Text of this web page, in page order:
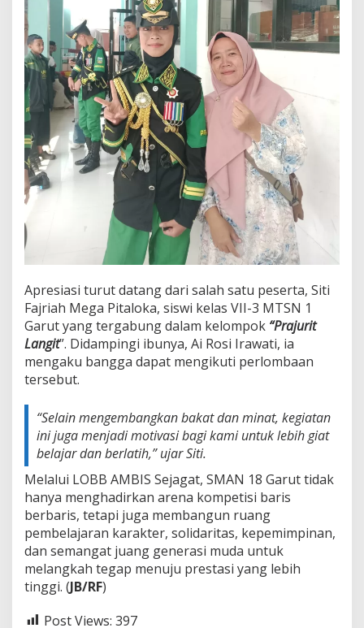
Apresiasi turut datang dari salah satu peserta, Siti
Fajriah Mega Pitaloka, siswi kelas VII-3 MTSN 1
Garut yang tergabung dalam kelompok “Prajurit
Langit”. Didampingi ibunya, Ai Rosi Irawati, ia
mengaku bangga dapat mengikuti perlombaan
tersebut.
“Selain mengembangkan bakat dan minat, kegiatan
ini juga menjadi motivasi bagi kami untuk lebih giat
belajar dan berlatih,”ujar Siti.
Melalui LOBB AMBIS Sejagat, SMAN 18 Garut tidak
hanya menghadirkan arena kompetisi baris
berbaris, tetapi juga membangun ruang
pembelajaran karakter, solidaritas, kepemimpinan,
dan semangat juang generasi muda untuk
melangkah tegap menuju prestasi yang lebih
tinggi. (JB/RF)
Post Views: 397